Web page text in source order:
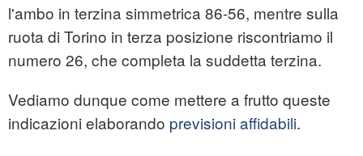
l'ambo in terzina simmetrica 86-56, mentre sulla
ruota di Torino in terza posizione riscontriamo il
numero 26, che completa la suddetta terzina.
Vediamo dunque come mettere a frutto queste
indicazioni elaborando previsioni affidabili.